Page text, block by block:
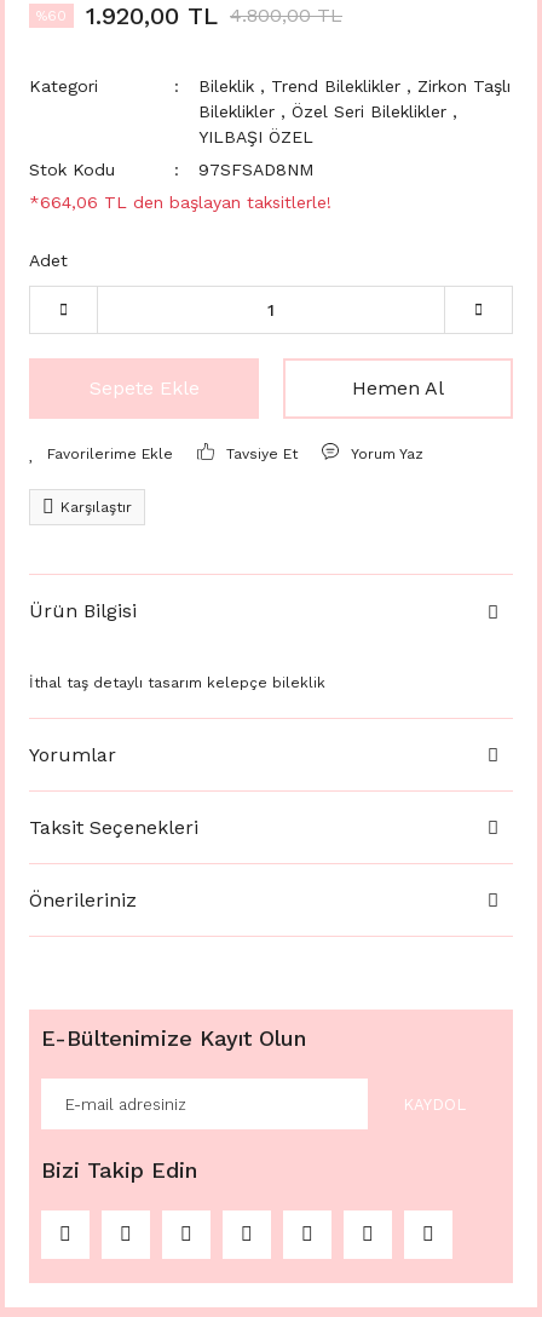
%60 1.920,00 TL 4.800,00 TL
Kategori Bileklik , Trend Bileklikler , Zirkon Taşlı
Bileklikler , Özel Seri Bileklikler ,
YILBAŞI ÖZEL
Stok Kodu
97SFSAD8NM
*664,06 TL den başlayan taksitlerle!
Adet
Sepete Ekle Hemen Al
Tavsiye Et Yorum Yaz
Karşılaştır
Ürün Bilgisi
İthal taş detaylı tasarım kelepçe bileklik
Yorumlar
Taksit Seçenekleri
Önerileriniz
E-Bültenimize Kayıt Olun
KAYDOL
Bizi Takip Edin